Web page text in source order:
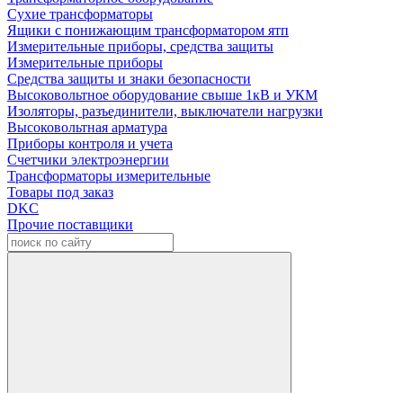
Сухие трансформаторы
Ящики с понижающим трансформатором ятп
Измерительные приборы, средства защиты
Измерительные приборы
Средства защиты и знаки безопасности
Высоковольтное оборудование свыше 1кВ и УКМ
Изоляторы, разъединители, выключатели нагрузки
Высоковольтная арматура
Приборы контроля и учета
Счетчики электроэнергии
Трансформаторы измерительные
Товары под заказ
DKC
Прочие поставщики